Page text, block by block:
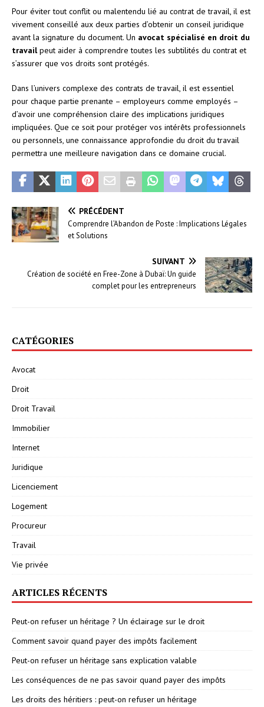
Pour éviter tout conflit ou malentendu lié au contrat de travail, il est
vivement conseillé aux deux parties d’obtenir un conseil juridique
avant la signature du document. Un avocat spécialisé en droit du
travailpeut aider à comprendre toutes les subtilités du contrat et
s’assurer que vos droits sont protégés.
Dans l’univers complexe des contrats de travail, il est essentiel
pour chaque partie prenante – employeurs comme employés –
d’avoir une compréhension claire des implications juridiques
impliquées. Que ce soit pour protéger vos intérêts professionnels
ou personnels, une connaissance approfondie du droit du travail
permettra une meilleure navigation dans ce domaine crucial.
PRÉCÉDENT
Comprendre l’Abandon de Poste : Implications Légales
et Solutions
SUIVANT
Création de société en Free-Zone à Dubaï: Un guide
complet pour les entrepreneurs
CATÉGORIES
Avocat
Droit
Droit Travail
Immobilier
Internet
Juridique
Licenciement
Logement
Procureur
Travail
Vie privée
ARTICLES RÉCENTS
Peut-on refuser un héritage ? Un éclairage sur le droit
Comment savoir quand payer des impôts facilement
Peut-on refuser un héritage sans explication valable
Les conséquences de ne pas savoir quand payer des impôts
Les droits des héritiers : peut-on refuser un héritage